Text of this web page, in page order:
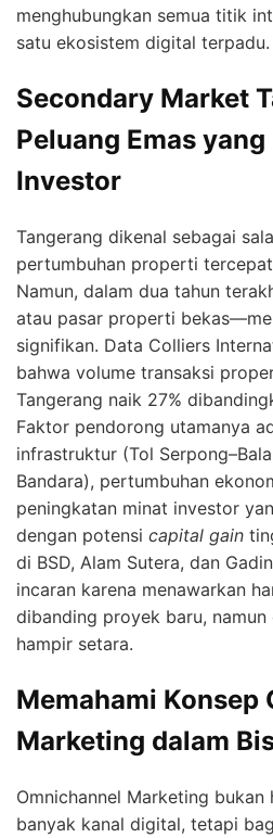
menghubungkan semua titik
satu ekosistem digital terpadu.
Secondary Market
Peluang Emas
Investor
Tangerang dikenal sebagai
pertumbuhan properti
Namun, dalam dua tahun
atau pasar properti
signifikan. Data Colliers
bahwa volume transaksi
Tangerang naik 27%
Faktor pendorong utamanya
infrastruktur (Tol
Bandara), pertumbuhan
peningkatan minat investor
dengan potensi capital gain
di BSD, Alam Sutera, dan
incaran karena menawarkan
dibanding proyek baru, namun
hampir setara.
Memahami Konsep
Marketing dalam
Omnichannel Marketing
banyak kanal digital, tetapi